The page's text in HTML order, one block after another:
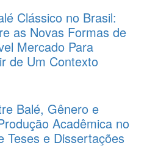
Clássico no Brasil:
as Novas Formas de
Mercado Para
de Um Contexto
Balé, Gênero e
Acadêmica no
Teses e Dissertações